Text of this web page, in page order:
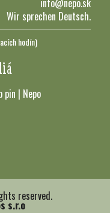
info@nepo.sk
Wir sprechen Deutsch.
hodín)
reserved.
s.r.o